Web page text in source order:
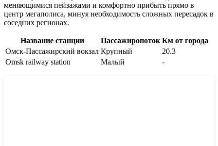
меняющимися пейзажами и комфортно прибыть прямо в
центр мегаполиса, минуя необходимость сложных пересадок в
соседних регионах.
Название станции Пассажиропоток Км от города
Омск-Пассажирский вокзал Крупный
20.3
Omsk railway station
Малый -